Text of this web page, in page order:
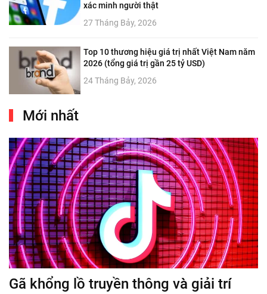
xác minh người thật
27 Tháng Bảy, 2026
Top 10 thương hiệu giá trị nhất Việt Nam năm
2026 (tổng giá trị gần 25 tỷ USD)
24 Tháng Bảy, 2026
Mới nhất
Gã khổng lồ truyền thông và giải trí